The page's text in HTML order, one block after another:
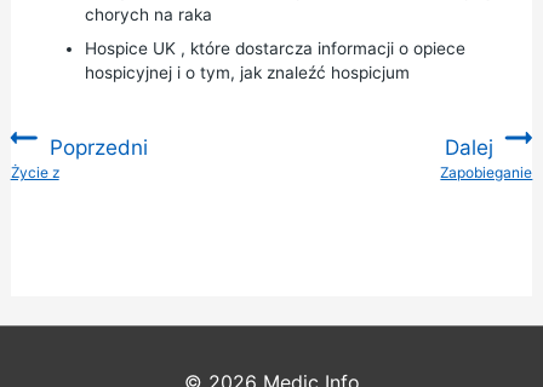
chorych na raka
Hospice UK, które dostarcza informacji o opiece
hospicyjnej i o tym, jak znaleźć hospicjum
Poprzedni
:Życie z
Dalej
Zapobieganie